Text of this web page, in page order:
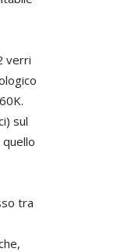
verri
sul
tra